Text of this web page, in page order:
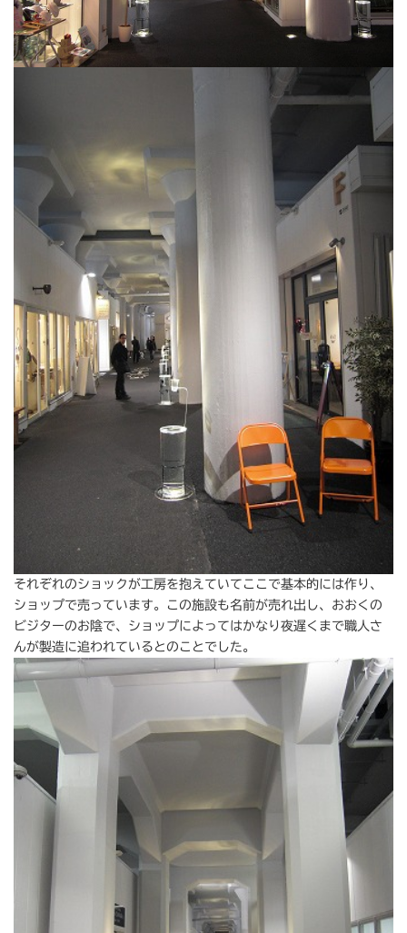
それぞれのショックが工房を抱えていてここで基本的には作り、
ショップで売っています。この施設も名前が売れ出し、おおくの
ビジターのお陰で、ショップによってはかなり夜遅くまで職人さ
んが製造に追われているとのことでした。